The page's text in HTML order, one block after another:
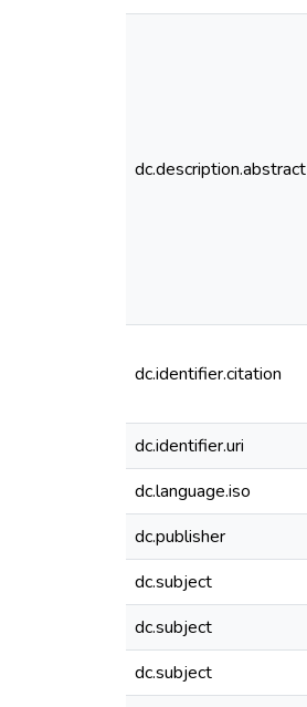
dc.description.abstract
dc.identifier.citation
dc.identifier.uri
dc.language.iso
dc.publisher
dc.subject
dc.subject
dc.subject